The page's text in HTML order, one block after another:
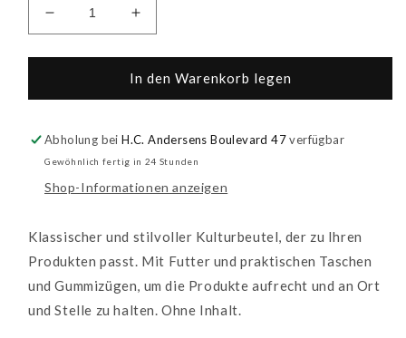
Verringere
die
Menge
Kulturbeutel
Erhöhe
die
Menge
für
Kulturbeutel
In den Warenkorb legen
Abholung beiH.C. Andersens Boulevard 47verfügbar
Gewöhnlich fertig in 24 Stunden
Shop-Informationen anzeigen
Klassischer und stilvoller Kulturbeutel, der zu Ihren
Produkten passt. Mit Futter und praktischen Taschen
und Gummizügen, um die Produkte aufrecht und an Ort
und Stelle zu halten. Ohne Inhalt.